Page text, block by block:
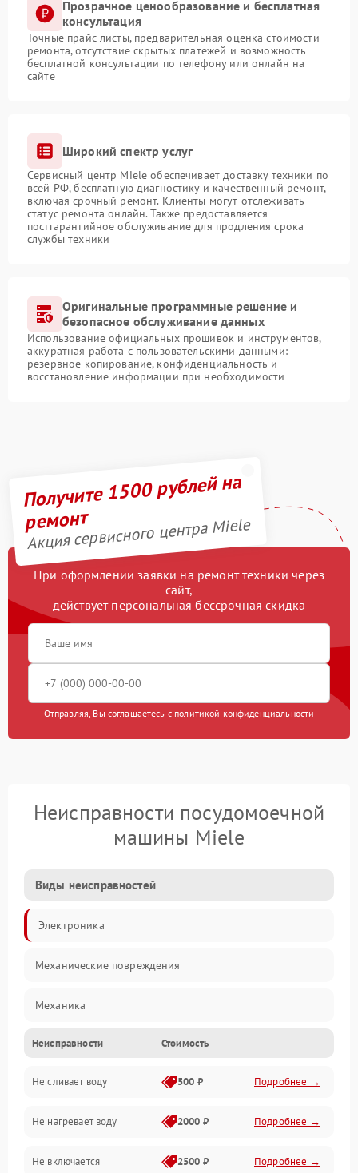
Прозрачное ценообразование и бесплатная
консультация
Точные прайс-листы, предварительная оценка стоимости
ремонта, отсутствие скрытых платежей и возможность
бесплатной консультации по телефону или онлайн на
сайте
Широкий спектр услуг
Сервисный центр Miele обеспечивает доставку техники по
всей РФ, бесплатную диагностику и качественный ремонт,
включая срочный ремонт. Клиенты могут отслеживать
статус ремонта онлайн. Также предоставляется
постгарантийное обслуживание для продления срока
службы техники
Оригинальные программные решение и
безопасное обслуживание данных
Использование официальных прошивок и инструментов,
аккуратная работа с пользовательскими данными:
резервное копирование, конфиденциальность и
восстановление информации при необходимости
Получите 1500 рублей на
ремонт
Акция сервисного центра Miele
При оформлении заявки на ремонт техники через
сайт,
действует персональная бессрочная скидка
Отправляя, Вы соглашаетесь с политикой конфиденциальности
Неисправности посудомоечной
машины Miele
Виды неисправностей
Электроника
Механические повреждения
Механика
Управление
Электропитание
Датчики
Нагрев
Неисправности Стоимость
Не сливает воду 500 ₽ Подробнее →
Не нагревает воду 2000 ₽ Подробнее →
Не включается 2500 ₽ Подробнее →